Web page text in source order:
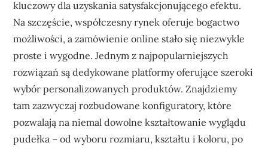
kluczowy dla uzyskania satysfakcjonującego efektu.
Na szczęście, współczesny rynek oferuje bogactwo
możliwości, a zamówienie online stało się niezwykle
proste i wygodne. Jednym z najpopularniejszych
rozwiązań są dedykowane platformy oferujące szeroki
wybór personalizowanych produktów. Znajdziemy
tam zazwyczaj rozbudowane konfiguratory, które
pozwalają na niemal dowolne kształtowanie wyglądu
pudełka – od wyboru rozmiaru, kształtu i koloru, po